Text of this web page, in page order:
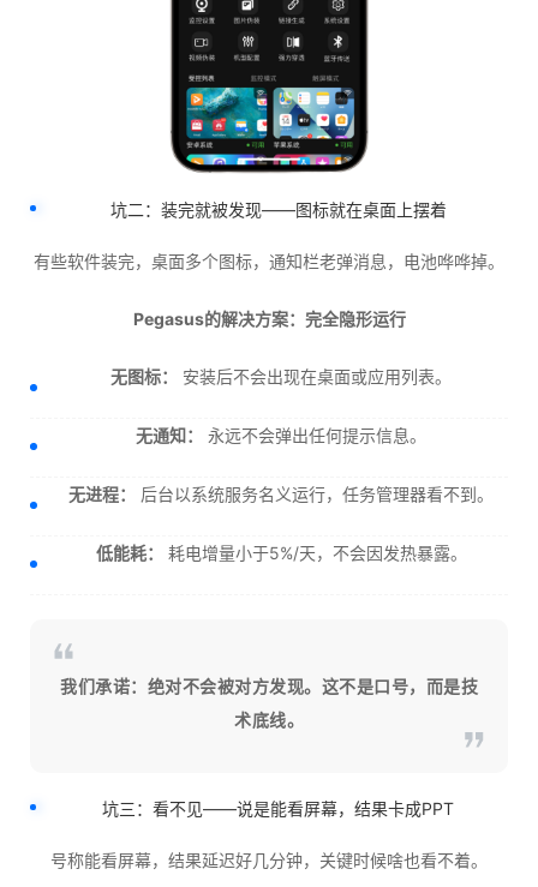
坑二：装完就被发现——图标就在桌面上摆着
有些软件装完，桌面多个图标，通知栏老弹消息，电池哗哗掉。
Pegasus的解决方案：完全隐形运行
无图标： 安装后不会出现在桌面或应用列表。
无通知： 永远不会弹出任何提示信息。
无进程： 后台以系统服务名义运行，任务管理器看不到。
低能耗： 耗电增量小于5%/天，不会因发热暴露。
我们承诺：绝对不会被对方发现。这不是口号，而是技
术底线。
坑三：看不见——说是能看屏幕，结果卡成PPT
号称能看屏幕，结果延迟好几分钟，关键时候啥也看不着。